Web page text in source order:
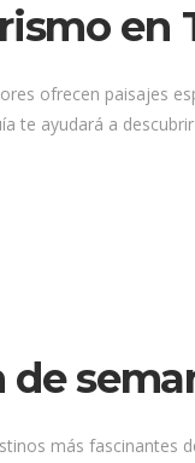
en
ofrecen paisajes
te ayudará a
más